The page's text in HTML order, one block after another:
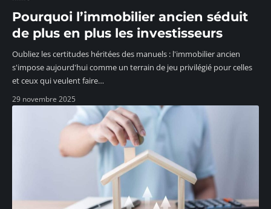
Pourquoi l’immobilier ancien séduit
de plus en plus les investisseurs
Oubliez les certitudes héritées des manuels : l'immobilier ancien
s'impose aujourd'hui comme un terrain de jeu privilégié pour celles
et ceux qui veulent faire…
29 novembre 2025